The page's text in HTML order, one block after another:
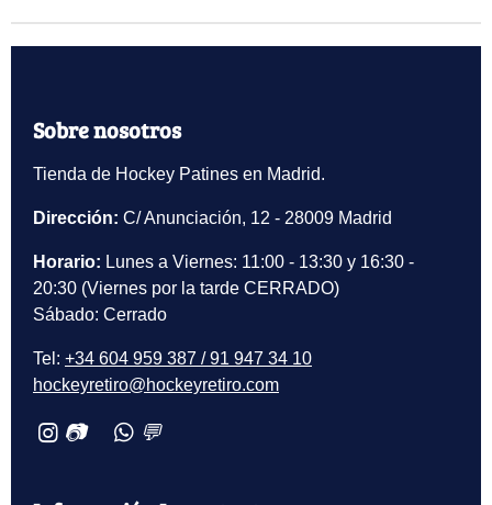
Sobre nosotros
Tienda de Hockey Patines en Madrid.
Dirección: C/ Anunciación, 12 - 28009 Madrid
Horario: Lunes a Viernes: 11:00 - 13:30 y 16:30 -
20:30 (Viernes por la tarde CERRADO)
Sábado: Cerrado
Tel: +34 604 959 387 / 91 947 34 10
hockeyretiro@hockeyretiro.com
📷 💬